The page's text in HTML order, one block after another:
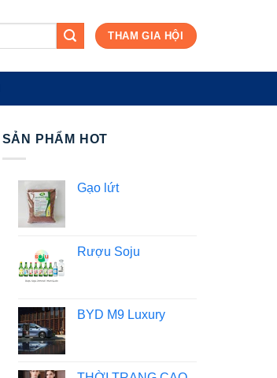
THAM GIA HỘI
SẢN PHẨM HOT
Gạo lứt
Rượu Soju
BYD M9 Luxury